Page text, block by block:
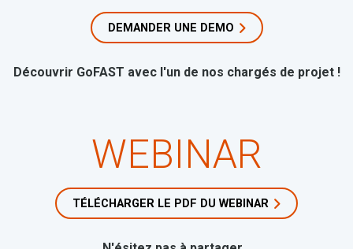
DEMANDER UNE DEMO
Découvrir GoFAST avec l'un de nos chargés de projet !
WEBINAR
TÉLÉCHARGER LE PDF DU WEBINAR